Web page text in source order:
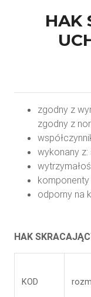
HAK
zgodny z
zgodny z
wykonany z:
odporny na
HAK
KOD